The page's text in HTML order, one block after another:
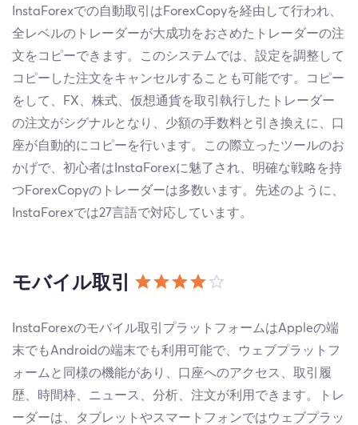
InstaForexでの自動取引はForexCopyを経由して行われ、
全レベルのトレーダーが大成功をおさめたトレーダーの注
文をコピーできます。このシステムでは、設定を調整して
コピーした注文をキャンセルすることも可能です。コピー
をして、FX、株式、仮想通貨を取引執行したトレーダー
の注文がシグナルとなり、少額の手数料と引き換えに、口
座が自動的にコピーを行います。この際立ったツールのお
かげで、初心者はInstaForexに魅了され、明確な戦略を持
つForexCopyのトレーダーは多数います。先述のように、
InstaForexでは27言語で対応しています。
モバイル取引
InstaForexのモバイル取引プラットフォームはAppleの端
末でもAndroidの端末でも利用可能で、ウェブプラットフ
ォームと同様の機能があり、口座へのアクセス、取引履
歴、時間枠、ニュース、分析、注文が利用できます。トレ
ーダーは、タブレットやスマートフォンではウェブプラッ